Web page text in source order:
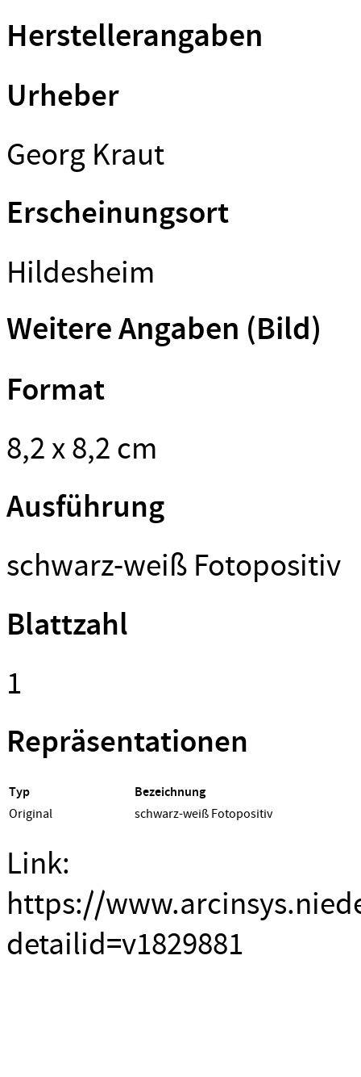
Herstellerangaben
Urheber
Georg Kraut
Erscheinungsort
Hildesheim
Weitere Angaben (Bild)
Format
8,2 x 8,2 cm
Ausführung
schwarz-weiß Fotopositiv
Blattzahl
1
Repräsentationen
Typ Bezeichnung
Original schwarz-weiß Fotopositiv
Link:
https://
detailid=v1829881